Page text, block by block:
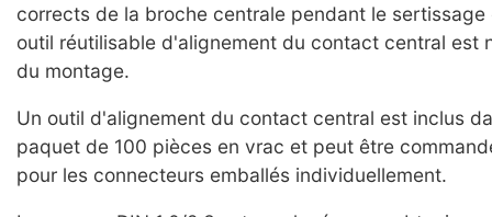
corrects de la broche centrale pendant le sertissage
outil réutilisable d'alignement du contact central est
du montage.
Un outil d'alignement du contact central est inclus
paquet de 100 pièces en vrac et peut être
pour les connecteurs emballés individuellement.